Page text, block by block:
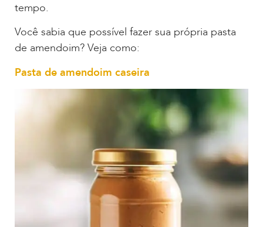
tempo.
Você sabia que possível fazer sua própria pasta
de amendoim? Veja como:
Pasta de amendoim caseira